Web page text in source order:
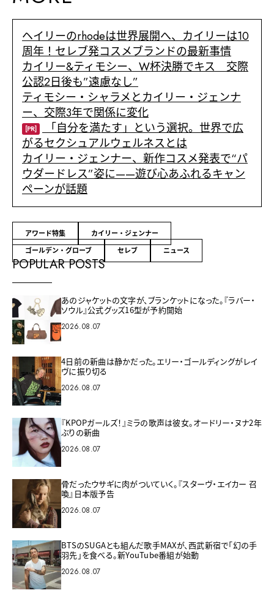
ヘイリーのrhodeは世界展開へ、カイリーは10
周年！セレブ発コスメブランドの最新事情
カイリー&ティモシー、W杯決勝でキス 交際
公認2日後も”遠慮なし”
ティモシー・シャラメとカイリー・ジェンナ
ー、交際3年で関係に変化
[PR]
「自分を満たす」という選択。世界で広
がるセクシュアルウェルネスとは
カイリー・ジェンナー、新作コスメ発表で“パ
ウダードレス”姿に——遊び心あふれるキャン
ペーンが話題
アワード特集
カイリー・ジェンナー
ゴールデン・グローブ
セレブ ニュース
POPULAR POSTS
あのジャケットの文字が、ブランケットになった。『ラバー・
ソウル』公式グッズ16型が予約開始
2026.08.07
4日前の新曲は静かだった。エリー・ゴールディングがレイ
ヴに振り切る
2026.08.07
『KPOPガールズ！』ミラの歌声は彼女。オードリー・ヌナ2年
ぶりの新曲
2026.08.07
骨だったウサギに肉がついていく。『スターヴ・エイカー 召
喚』日本版予告
2026.08.07
BTSのSUGAとも組んだ歌手MAXが、西武新宿で「幻の手
羽先」を食べる。新YouTube番組が始動
2026.08.07